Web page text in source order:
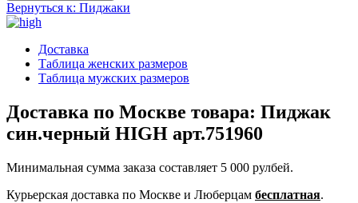
Вернуться к: Пиджаки
Доставка
Таблица женских размеров
Таблица мужских размеров
Доставка по Москве товара: Пиджак
син.черный HIGH арт.751960
Минимальная сумма заказа составляет 5 000 рулбей.
Курьерская доставка по Москве и Люберцам бесплатная.